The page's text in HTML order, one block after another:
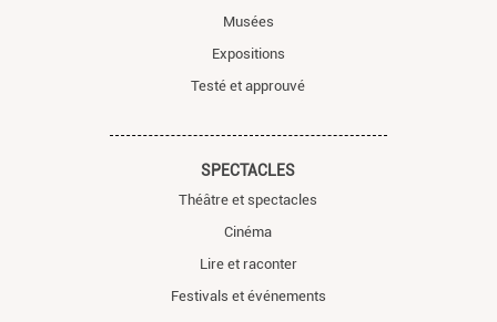
Musées
Expositions
Testé et approuvé
SPECTACLES
Théâtre et spectacles
Cinéma
Lire et raconter
Festivals et événements